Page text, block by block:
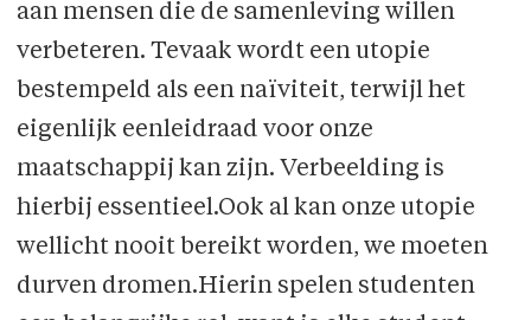
aan mensen die de samenleving willen
verbeteren. Tevaak wordt een utopie
bestempeld als een naïviteit, terwijl het
eigenlijk eenleidraad voor onze
maatschappij kan zijn. Verbeelding is
hierbij essentieel.Ook al kan onze utopie
wellicht nooit bereikt worden, we moeten
durven dromen.Hierin spelen studenten